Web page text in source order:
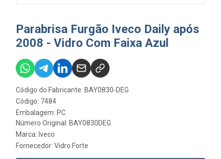
Parabrisa Furgão Iveco Daily após
2008 - Vidro Com Faixa Azul
Código do Fabricante: BAY0830-DEG
Código: 7484
Embalagem: PC
Número Original: BAY0830DEG
Marca: Iveco
Fornecedor: Vidro Forte